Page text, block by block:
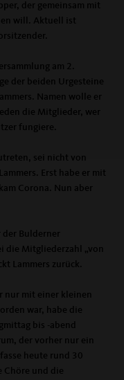
der gemeinsam mit
will. Aktuell ist
am 2.
der beiden Urgesteine
Namen wolle er
die Mitglieder, wer
fungiere.
sei nicht von
Erst habe er mit
Corona. Nun aber
Bulderner
die Mitgliederzahl „von
Lammers zurück.
nur mit einer kleinen
war, habe die
bis -abend
der vorher nur ein
heute rund 30
Chöre und die